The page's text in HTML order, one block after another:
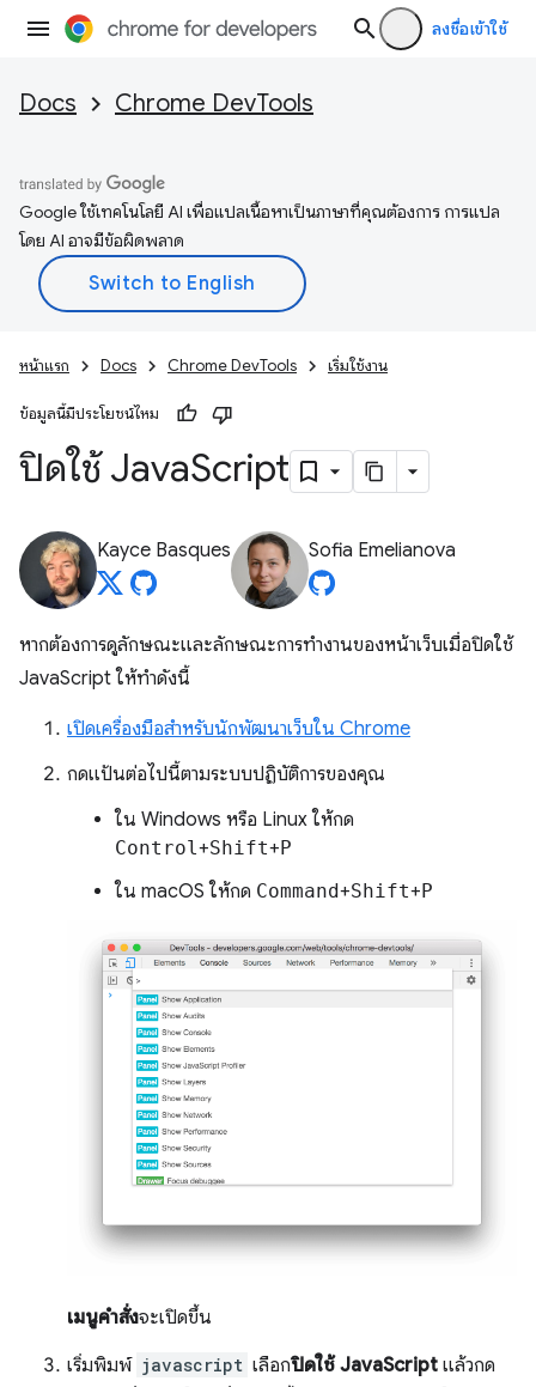
ลงชื่อเข้าใช้
Docs Chrome DevTools
Google ใช้เทคโนโลยี AI เพื่อแปลเนื้อหาเป็นภาษาที่คุณต้องการ การแปล
โดย AI อาจมีข้อผิดพลาด
หน้าแรก Docs Chrome DevTools เริ่มใช้งาน
ข้อมูลนี้มีประโยชน์ไหม
ปิดใช้ JavaScript
Kayce Basques Sofia Emelianova
หากต้องการดูลักษณะและลักษณะการทํางานของหน้าเว็บเมื่อปิดใช้
JavaScript ให้ทําดังนี้
เปิดเครื่องมือสำหรับนักพัฒนาเว็บใน Chrome
กดแป้นต่อไปนี้ตามระบบปฏิบัติการของคุณ
ใน Windows หรือ Linux ให้กด
Control+Shift+P
ใน macOS ให้กด Command+Shift+P
เมนูคำสั่งจะเปิดขึ้น
เริ่มพิมพ์ javascript เลือกปิดใช้ JavaScript แล้วกด